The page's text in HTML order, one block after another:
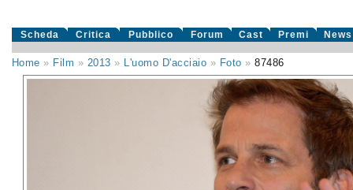
Scheda Critica Pubblico Forum Cast Premi News
Home » Film » 2013 » L'uomo D'acciaio » Foto »87486